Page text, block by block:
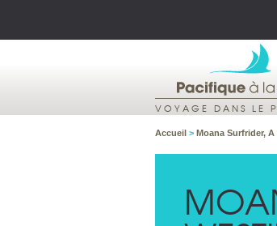
VOYAGE DANS LE
Accueil > Moana Surfrider,